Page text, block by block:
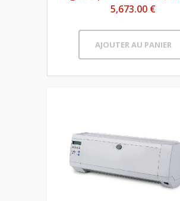
5,673.00 €
AJOUTER AU PANIER